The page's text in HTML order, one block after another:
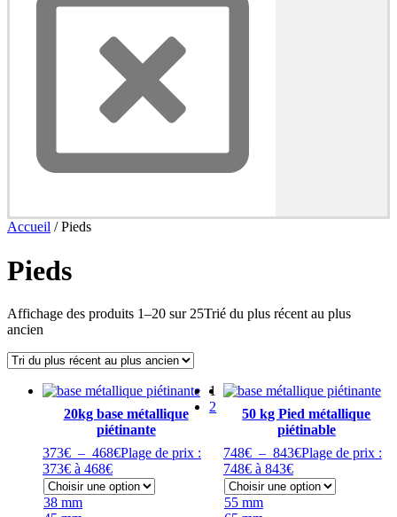
Accueil / Pieds
Pieds
Affichage des produits 1–20 sur 25Trié du plus récent au plus
ancien
20kg base métallique
piétinante
373€ – 468€Plage de prix :
373€ à 468€
38 mm
50 kg Pied métallique
piétinable
748€ – 843€Plage de prix :
748€ à 843€
55 mm
1
2